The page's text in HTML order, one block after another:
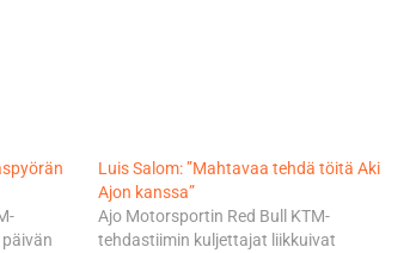
Luis Salom: ”Mahtavaa tehdä töitä Aki
Ajon kanssa”
Ajo Motorsportin Red Bull KTM-
tehdastiimin kuljettajat liikkuivat